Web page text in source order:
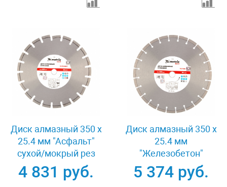
Диск алмазный 350 х
25.4 мм "Асфальт"
сухой/мокрый рез
Pro Matrix 731073
4 831 руб.
Диск алмазный 350 х
25.4 мм
"Железобетон"
сухой/мокрый рез
Pro Matrix 731103
5 374 руб.